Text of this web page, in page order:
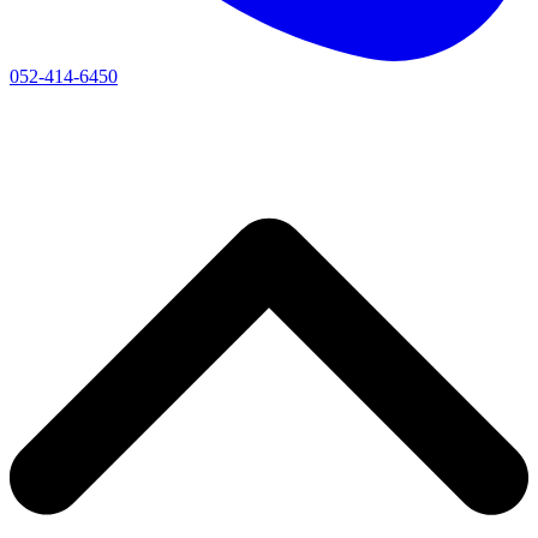
052-414-6450